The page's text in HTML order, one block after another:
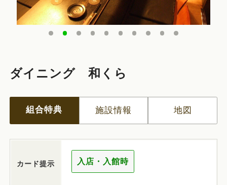
ダイニング 和くら
組合特典 施設情報 地図
カード提示 入店・入館時